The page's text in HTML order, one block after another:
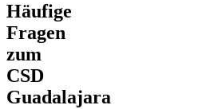
Häufige
Fragen
zum
CSD
Guadalajara